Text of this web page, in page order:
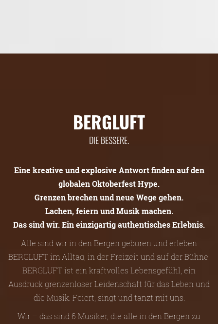
BERGLUFT
DIE BESSERE.
Eine kreative und explosive Antwort finden auf den
globalen Oktoberfest Hype.
Grenzen brechen und neue Wege gehen.
Lachen, feiern und Musik machen.
Das sind wir. Ein einzigartig authentisches Erlebnis.
Alle sind wir in den Bergen geboren und erleben
BERGLUFT im Alltag, in der Freizeit und auf der Bühne.
BERGLUFT ist ein kraftvolles Lebensgefühl, ein
Ausdruck grenzenloser Leidenschaft für das Leben und
die Musik. Feiert, singt und tanzt mit uns.
Wir – das sind 6 Musiker, die alle in den Bergen zu